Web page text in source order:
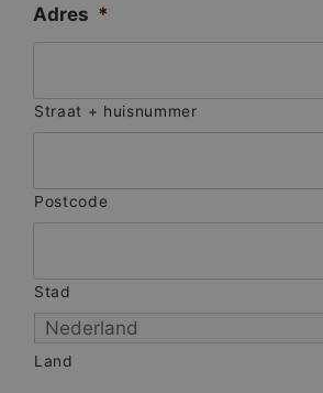
Adres *
Straat + huisnummer
Postcode
Stad
Land